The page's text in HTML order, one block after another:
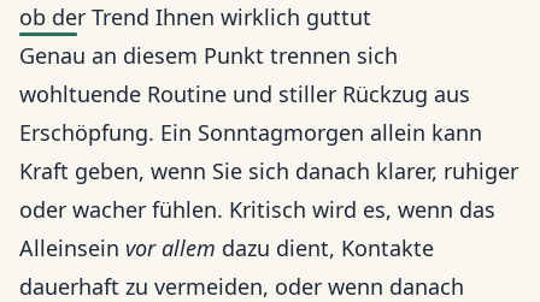
ob der Trend Ihnen wirklich guttut
Genau an diesem Punkt trennen sich
wohltuende Routine und stiller Rückzug aus
Erschöpfung. Ein Sonntagmorgen allein kann
Kraft geben, wenn Sie sich danach klarer, ruhiger
oder wacher fühlen. Kritisch wird es, wenn das
Alleinsein vor allem dazu dient, Kontakte
dauerhaft zu vermeiden, oder wenn danach